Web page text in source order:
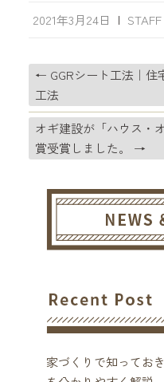
2021年3月24日 | STAFF
← GGRシート工法｜
工法
オギ建設が「ハウス・
賞受賞しました。 →
家づくりで知ってお